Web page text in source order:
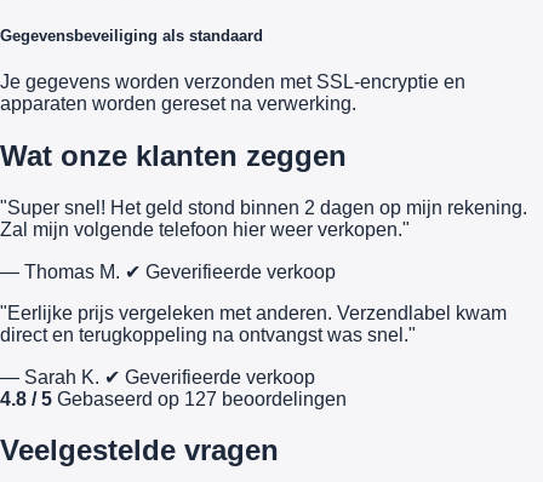
Gegevensbeveiliging als standaard
Je gegevens worden verzonden met SSL-encryptie en
apparaten worden gereset na verwerking.
Wat onze klanten zeggen
"Super snel! Het geld stond binnen 2 dagen op mijn rekening.
Zal mijn volgende telefoon hier weer verkopen."
— Thomas M. ✔ Geverifieerde verkoop
"Eerlijke prijs vergeleken met anderen. Verzendlabel kwam
direct en terugkoppeling na ontvangst was snel."
— Sarah K. ✔ Geverifieerde verkoop
4.8 / 5 Gebaseerd op 127 beoordelingen
Veelgestelde vragen